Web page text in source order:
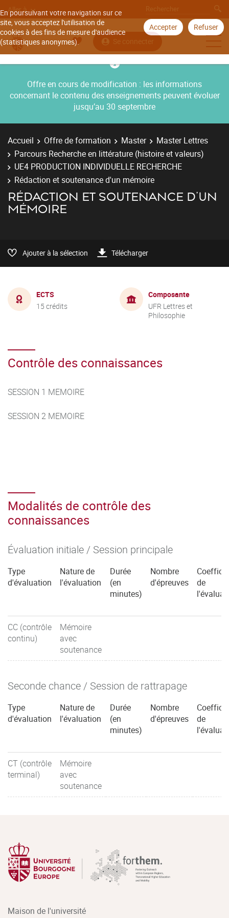
En poursuivant votre navigation sur ce
site, vous acceptez l'utilisation de
cookies à des fins de mesure d'audience
(statistiques anonymes).
Accepter Refuser
Aller à
Se connecter
Offre en cours de modification : les informations
concernant le contenu des enseignements peuvent évoluer
jusqu’au 30 septembre
Accueil Offre de formation Master
Master Lettres
Parcours Recherche en littérature (histoire et valeurs)
UE4 PRODUCTION INDIVIDUELLE RECHERCHE
Rédaction et soutenance d'un mémoire
RÉDACTION ET SOUTENANCE D'UN
MÉMOIRE
Ajouter à la sélection Télécharger
ECTS
15 crédits
Composante
UFR Lettres et
Philosophie
Contrôle des connaissances
SESSION 1 MEMOIRE
SESSION 2 MEMOIRE
Modalités de contrôle des
connaissances
Évaluation initiale / Session principale
Type
d'évaluation
Nature de
l'évaluation
Durée
(en
minutes)
Nombre
d'épreuves
de
CC (contrôle
continu)
Mémoire
avec
soutenance
Seconde chance / Session de rattrapage
Type
d'évaluation
Nature de
l'évaluation
Durée
(en
minutes)
Nombre
d'épreuves
de
CT (contrôle
terminal)
Mémoire
avec
soutenance
Maison de l'université